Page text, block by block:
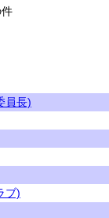
員長)
ブ)